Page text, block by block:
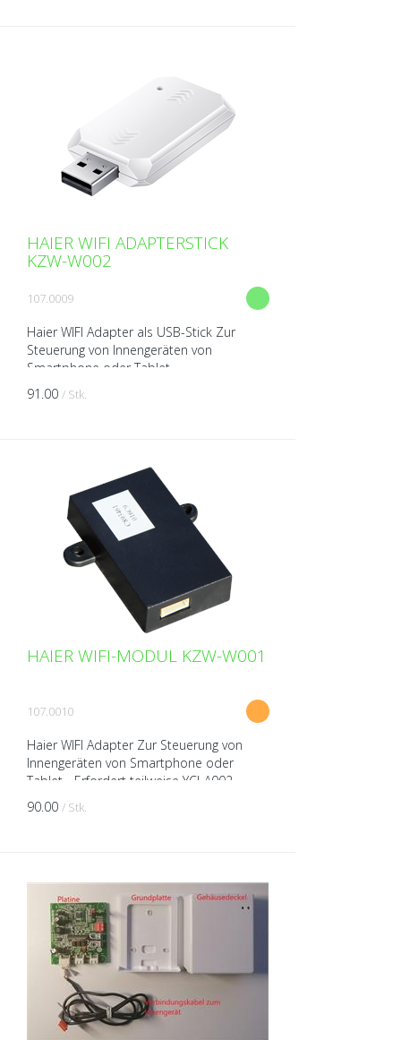
HAIER WIFI ADAPTERSTICK
KZW-W002
107.0009
Haier WIFI Adapter als USB-Stick Zur
Steuerung von Innengeräten von
Smartphone oder Tablet
91.00 / Stk.
HAIER WIFI-MODUL KZW-W001
107.0010
Haier WIFI Adapter Zur Steuerung von
Innengeräten von Smartphone oder
Tablet - Erfordert teilweise YCJ-A002
90.00 / Stk.